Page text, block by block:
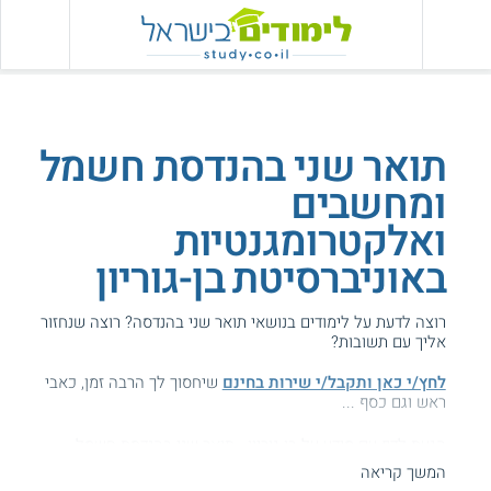
תואר שני בהנדסת חשמל
ומחשבים
ואלקטרומגנטיות
באוניברסיטת בן-גוריון
רוצה לדעת על לימודים בנושאי תואר שני בהנדסה? רוצה שנחזור
אליך עם תשובות?
לחץ/י כאן ותקבל/י שירות בחינם שיחסוך לך הרבה זמן, כאבי
ראש וגם כסף ...
ואלקטרומגנטיות.
המשך קריאה